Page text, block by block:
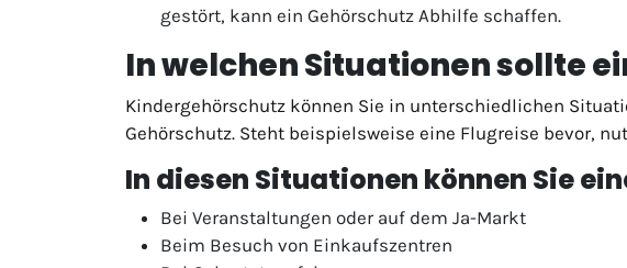
gestört, kann ein Gehörschutz Abhilfe schaffen.
In welchen Situationen sollte
Kindergehörschutz können Sie in unterschiedlichen
Gehörschutz. Steht beispielsweise eine Flugreise bevor,
In diesen Situationen können Sie
Bei Veranstaltungen oder auf dem Ja-Markt
Beim Besuch von Einkaufszentren